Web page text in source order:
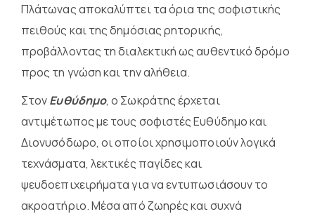
Πλάτωνας αποκαλύπτει τα όρια της σοφιστικής
πειθούς και της δημόσιας ρητορικής,
προβάλλοντας τη διαλεκτική ως αυθεντικό δρόμο
προς τη γνώση και την αλήθεια.
ΣτονΕυθύδημο, ο Σωκράτης έρχεται
αντιμέτωπος με τους σοφιστές Ευθύδημο και
Διονυσόδωρο, οι οποίοι χρησιμοποιούν λογικά
τεχνάσματα, λεκτικές παγίδες και
ψευδοεπιχειρήματα για να εντυπωσιάσουν το
ακροατήριο. Μέσα από ζωηρές και συχνά